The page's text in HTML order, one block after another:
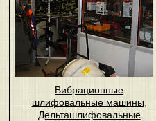
Вибрационные
шлифовальные машины,
Дельташлифовальные